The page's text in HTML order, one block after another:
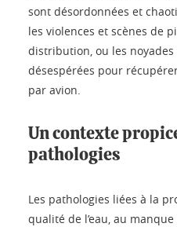
sont désordonnées et
les violences et scènes de
distribution, ou les
désespérées pour
par avion.
Un contexte
pathologies
Les pathologies liées à la
qualité de l’eau, au